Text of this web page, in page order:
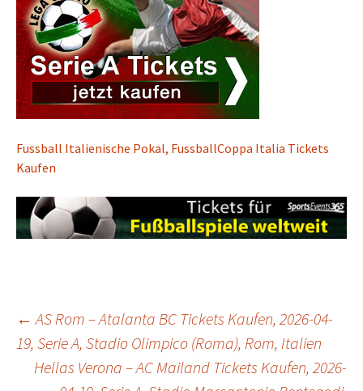
Fussball Italienische Pokal, FussballCoppa Italia Tickets
Kaufen
Post
navigation
← AS Rom – Atalanta BC Tickets Kaufen, 2026-04-
19, Serie A, Stadio Olimpico (Roma), Rom, Italien
Hellas Verona – AC Mailand Tickets Kaufen, 2026-